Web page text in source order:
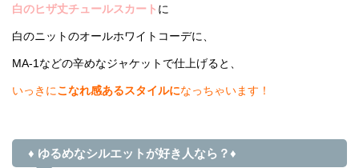
白のヒザ丈チュールスカート に
白のニットのオールホワイトコーデに、
MA-1などの辛めなジャケットで仕上げると、
いっきにこなれ感あるスタイルになっちゃいます！
♦ ゆるめなシルエットが好き人なら？♦